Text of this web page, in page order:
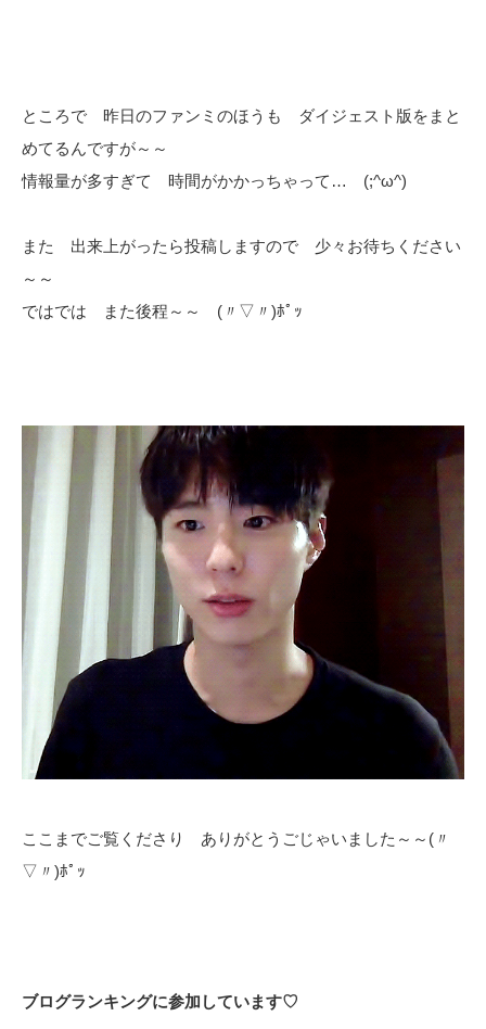
ところで 昨日のファンミのほうも ダイジェスト版をまと
めてるんですが～～
情報量が多すぎて 時間がかかっちゃって… (;^ω^)
また 出来上がったら投稿しますので 少々お待ちください
～～
ではでは また後程～～ (〃▽〃)ﾎﾟｯ
ここまでご覧くださり ありがとうごじゃいました～～(〃
▽〃)ﾎﾟｯ
ブログランキングに参加しています♡